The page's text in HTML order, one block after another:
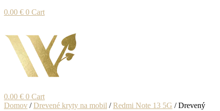
0.00 € 0 Cart
0.00 € 0 Cart
Domov /Drevené kryty na mobil /Redmi Note 13 5G / Drevený